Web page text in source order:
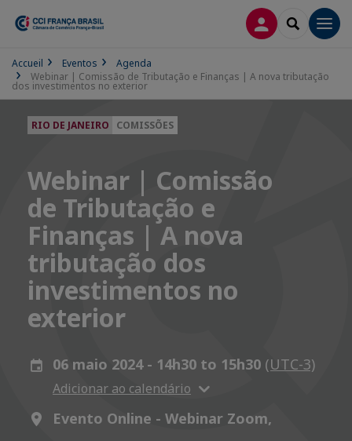
CONEXÃOSEARCH
Accueil Eventos
Agenda
Webinar | Comissão de Tributação e Finanças | A nova tributação
dos investimentos no exterior
RIO DE JANEIRO COMISSÕES
Webinar | Comissão
de Tributação e
Finanças | A nova
tributação dos
investimentos no
exterior
06 maio 2024 - 14h30 to 15h30 (UTC-3)
Adicionar ao calendário
Evento Online - Webinar Zoom,